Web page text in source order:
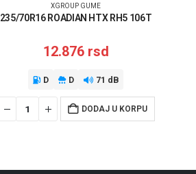
XGROUP GUME
235/70R16 ROADIAN HTX RH5 106T
12.876 rsd
D D 71 dB
DODAJ U KORPU